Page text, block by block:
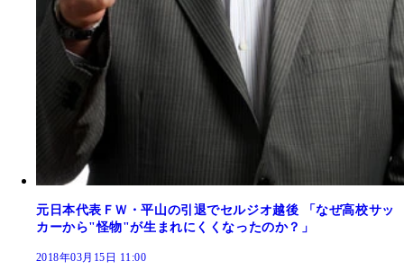
元日本代表ＦＷ・平山の引退でセルジオ越後 「なぜ高校サッ
カーから"怪物"が生まれにくくなったのか？」
2018年03月15日 11:00